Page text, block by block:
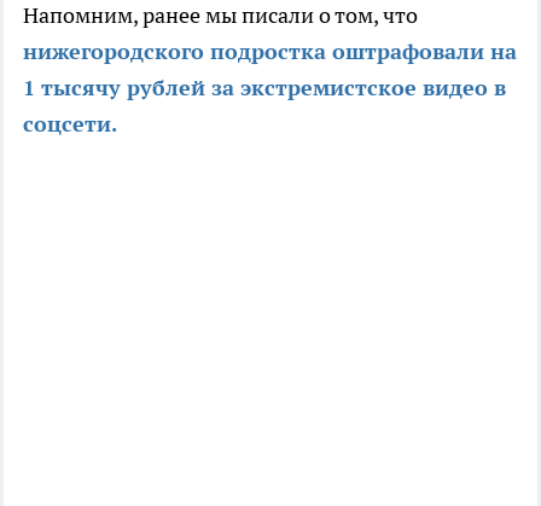
Напомним, ранее мы писали о том, что
нижегородского подростка оштрафовали на
1 тысячу рублей за экстремистское видео в
соцсети.